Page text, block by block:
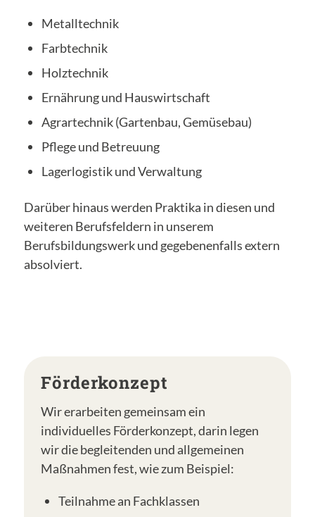
Metalltechnik
Farbtechnik
Holztechnik
Ernährung und Hauswirtschaft
Agrartechnik (Gartenbau, Gemüsebau)
Pflege und Betreuung
Lagerlogistik und Verwaltung
Darüber hinaus werden Praktika in diesen und
weiteren Berufsfeldern in unserem
Berufsbildungswerk und gegebenenfalls extern
absolviert.
Förderkonzept
Wir erarbeiten gemeinsam ein
individuelles Förderkonzept, darin legen
wir die begleitenden und allgemeinen
Maßnahmen fest, wie zum Beispiel:
Teilnahme an Fachklassen